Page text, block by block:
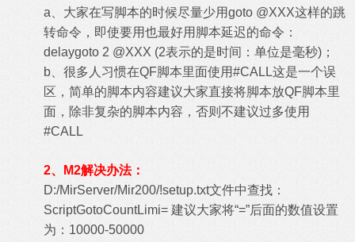
a、大家在写脚本的时候尽量少用goto @XXX这样的跳
转命令，即使要用也最好用脚本延迟的命令：
delaygoto 2 @XXX (2表示的是时间：单位是毫秒)；
b、很多人习惯在QF脚本里面使用#CALL这是一个误
区，简单的脚本内容建议大家直接将脚本放QF脚本里
面，除非复杂的脚本内容，否则不建议过多使用
#CALL
2、M2解决办法：
D:/MirServer/Mir200/!setup.txt文件中查找：
ScriptGotoCountLimi= 建议大家将“=”后面的数值设置
为：10000-50000